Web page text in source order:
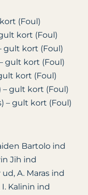
(Foul)
kort (Foul)
gult kort (Foul)
gult kort (Foul)
kort (Foul)
– gult kort (Foul)
– gult kort (Foul)
Bartolo ind
Jih ind
ud, A. Maras ind
I. Kalinin ind